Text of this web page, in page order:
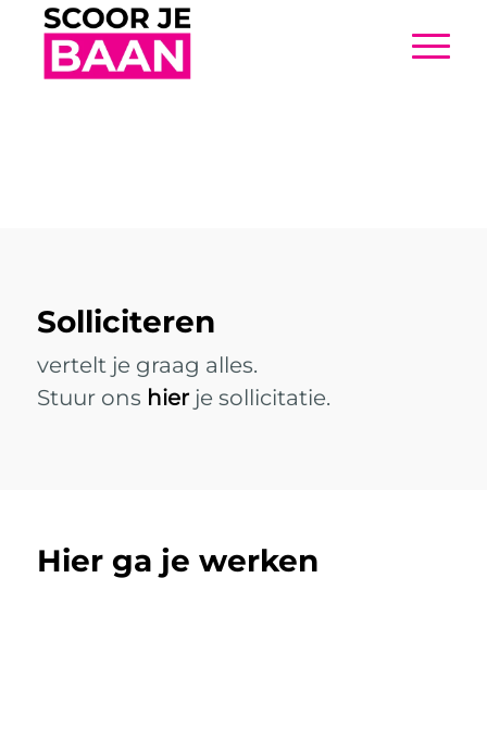
Solliciteren
vertelt je graag alles.
Stuur ons hier je sollicitatie.
Hier ga je werken